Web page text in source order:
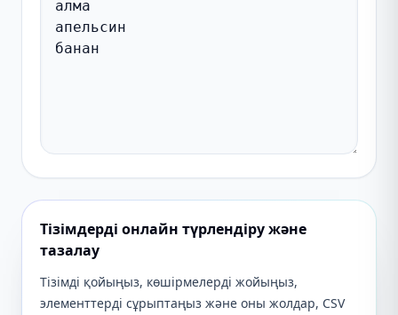
Тізімдерді онлайн түрлендіру және
тазалау
Тізімді қойыңыз, көшірмелерді жойыңыз,
элементтерді сұрыптаңыз және оны жолдар, CSV